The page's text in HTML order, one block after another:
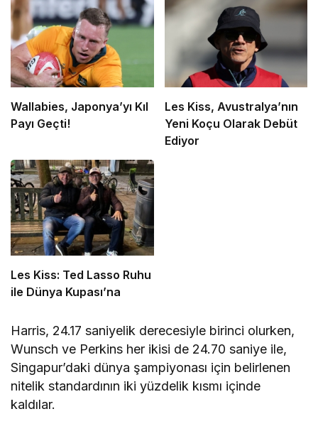
Wallabies, Japonya’yı Kıl
Payı Geçti!
Les Kiss, Avustralya’nın
Yeni Koçu Olarak Debüt
Ediyor
Les Kiss: Ted Lasso Ruhu
ile Dünya Kupası’na
Harris, 24.17 saniyelik derecesiyle birinci olurken,
Wunsch ve Perkins her ikisi de 24.70 saniye ile,
Singapur’daki dünya şampiyonası için belirlenen
nitelik standardının iki yüzdelik kısmı içinde
kaldılar.